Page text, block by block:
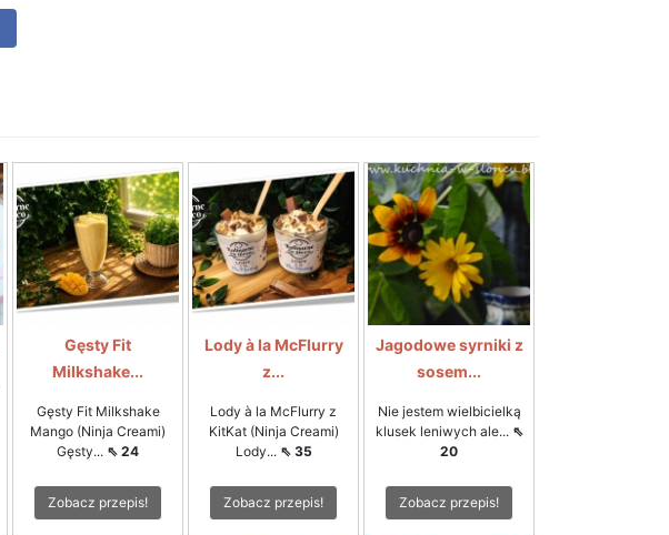
Gęsty Fit
Milkshake...
Gęsty Fit Milkshake
Mango (Ninja Creami)
Gęsty... ⇖ 24
Zobacz przepis!
Lody à la McFlurry
z...
Lody à la McFlurry z
KitKat (Ninja Creami)
Lody... ⇖ 35
Zobacz przepis!
Jagodowe syrniki z
sosem...
Nie jestem wielbicielką
klusek leniwych ale... ⇖
20
Zobacz przepis!